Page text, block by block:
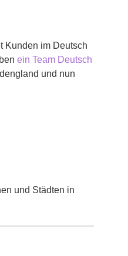
Kunden im Deutsch
ein Team Deutsch
und nun
und Städten in